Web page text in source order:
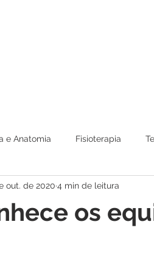
e Anatomia Fisioterapia
Geriatria e Idoso Postura e RPG
os
out. de 2020 4 min de leitura